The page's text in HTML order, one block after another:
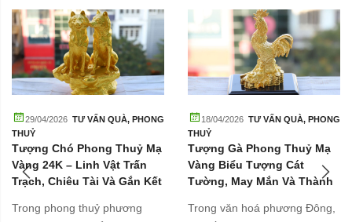
29/04/2026 TƯ VẤN QUÀ, PHONG
THUỶ
Tượng Chó Phong Thuỷ Mạ
Vàng 24K – Linh Vật Trấn
Trạch, Chiêu Tài Và Gắn Kết
Trong phong thuỷ phương
18/04/2026 TƯ VẤN QUÀ, PHONG
THUỶ
Tượng Gà Phong Thuỷ Mạ
Vàng Biểu Tượng Cát
Tường, May Mắn Và Thành
Trong văn hoá phương Đông,